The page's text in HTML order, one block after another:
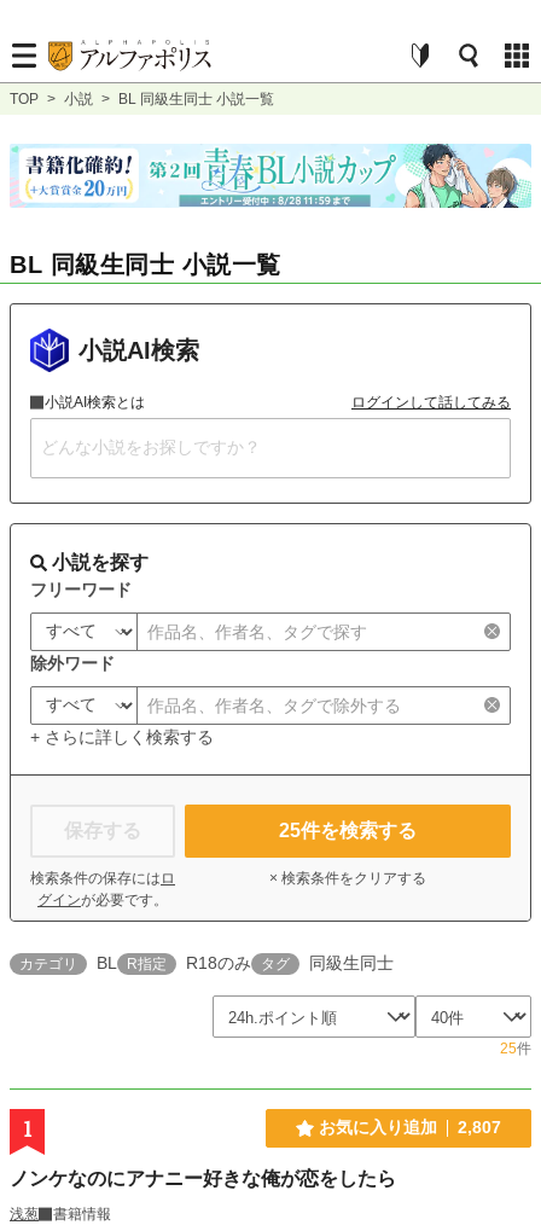
TOP > 小説 > BL 同級生同士 小説一覧
BL 同級生同士 小説一覧
小説AI検索
小説AI検索とは ログインして話してみる
小説を探す
フリーワード
除外ワード
+ さらに詳しく検索する
保存する
検索条件の保存には ロ
グインが必要です。
25件を検索する
× 検索条件をクリアする
カテゴリ BL R指定 R18のみ タグ 同級生同士
25件
1 お気に入り追加 2,807
ノンケなのにアナニー好きな俺が恋をしたら
浅葱
書籍情報